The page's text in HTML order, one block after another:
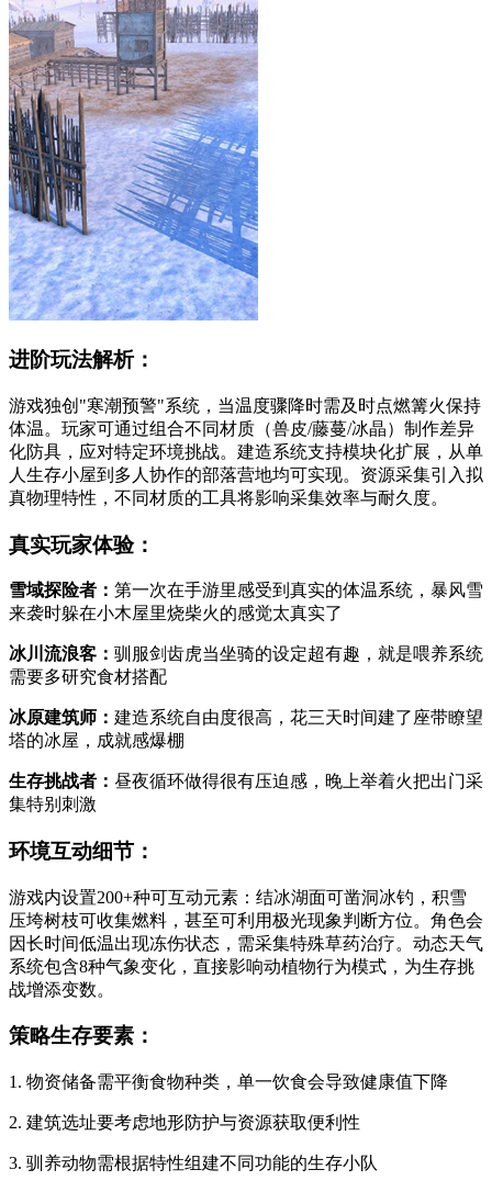
进阶玩法解析：
游戏独创"寒潮预警"系统，当温度骤降时需及时点燃篝火保持
体温。玩家可通过组合不同材质（兽皮/藤蔓/冰晶）制作差异
化防具，应对特定环境挑战。建造系统支持模块化扩展，从单
人生存小屋到多人协作的部落营地均可实现。资源采集引入拟
真物理特性，不同材质的工具将影响采集效率与耐久度。
真实玩家体验：
雪域探险者： 第一次在手游里感受到真实的体温系统，暴风雪
来袭时躲在小木屋里烧柴火的感觉太真实了
冰川流浪客： 驯服剑齿虎当坐骑的设定超有趣，就是喂养系统
需要多研究食材搭配
冰原建筑师： 建造系统自由度很高，花三天时间建了座带瞭望
塔的冰屋，成就感爆棚
生存挑战者： 昼夜循环做得很有压迫感，晚上举着火把出门采
集特别刺激
环境互动细节：
游戏内设置200+种可互动元素：结冰湖面可凿洞冰钓，积雪
压垮树枝可收集燃料，甚至可利用极光现象判断方位。角色会
因长时间低温出现冻伤状态，需采集特殊草药治疗。动态天气
系统包含8种气象变化，直接影响动植物行为模式，为生存挑
战增添变数。
策略生存要素：
1. 物资储备需平衡食物种类，单一饮食会导致健康值下降
2. 建筑选址要考虑地形防护与资源获取便利性
3. 驯养动物需根据特性组建不同功能的生存小队